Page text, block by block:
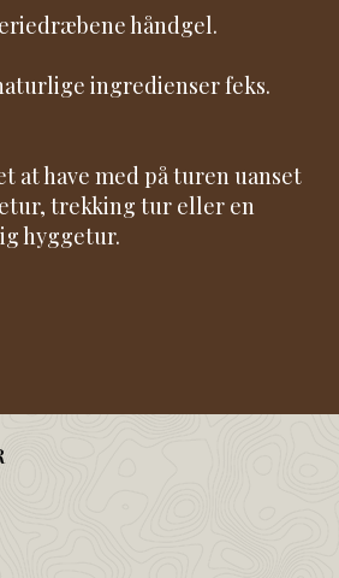
håndgel.
ingredienser feks.
at have med på turen uanset
trekking tur eller en
hyggetur.